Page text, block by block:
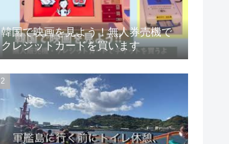
韓国で映画を見よう！無人券売機で
クレジットカードを買います